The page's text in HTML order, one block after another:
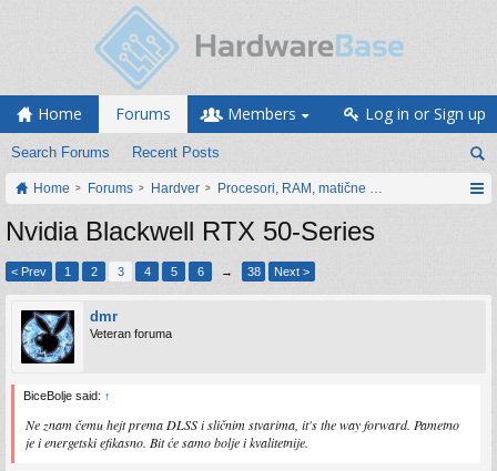
Home Forums
Search Forums Recent Posts
Members Log in or Sign up
Home Forums Hardver Procesori, RAM, matične ploče i grafičke
Nvidia Blackwell RTX 50-Series
< Prev 1 2 3 4 5 6 → 38 Next >
dmr
Veteran foruma
BiceBolje said: ↑
Ne znam čemu hejt prema DLSS i sličnim stvarima, it's the way forward. Pametno
je i energetski efikasno. Bit će samo bolje i kvalitetnije.